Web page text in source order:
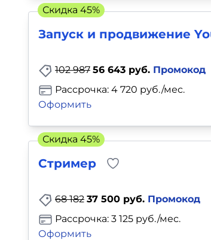
Запуск и продвижение
102 987 56 643 руб. Промокод
Рассрочка: 4 720 руб./мес.
Оформить
Скидка 45%
Стример
68 182 37 500 руб. Промокод
Рассрочка: 3 125 руб./мес.
Оформить
Скидка 45%